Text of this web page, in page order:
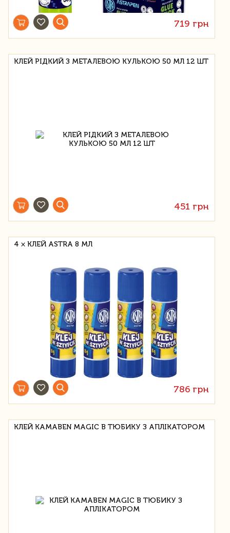
719 грн
КЛЕЙ РІДКИЙ З МЕТАЛЕВОЮ КУЛЬКОЮ 50 МЛ 12 ШТ
451 грн
4 × КЛЕЙ ASTRA 8 МЛ
786 грн
КЛЕЙ KAMABEN MAGIC В ТЮБИКУ З АПЛІКАТОРОМ